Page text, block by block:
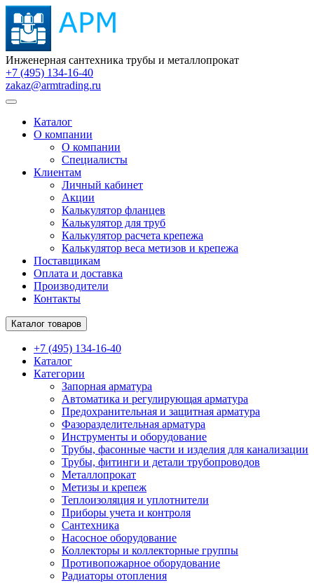
Инженерная сантехника трубы и металлопрокат
+7 (495) 134-16-40
zakaz@armtrading.ru
Каталог
О компании
О компании
Специалисты
Клиентам
Личный кабинет
Акции
Калькулятор фланцев
Калькулятор для труб
Калькулятор расчета крепежа
Калькулятор веса метизов и крепежа
Поставщикам
Оплата и доставка
Производители
Контакты
Каталог товаров
+7 (495) 134-16-40
Каталог
Категории
Запорная арматура
Автоматика и регулирующая арматура
Предохранительная и защитная арматура
Фазоразделительная арматура
Инструменты и оборудование
Трубы, фасонные части и изделия для канализации
Трубы, фитинги и детали трубопроводов
Металлопрокат
Метизы и крепеж
Теплоизоляция и уплотнители
Приборы учета и контроля
Сантехника
Насосное оборудование
Коллекторы и коллекторные группы
Противопожарное оборудование
Радиаторы отопления